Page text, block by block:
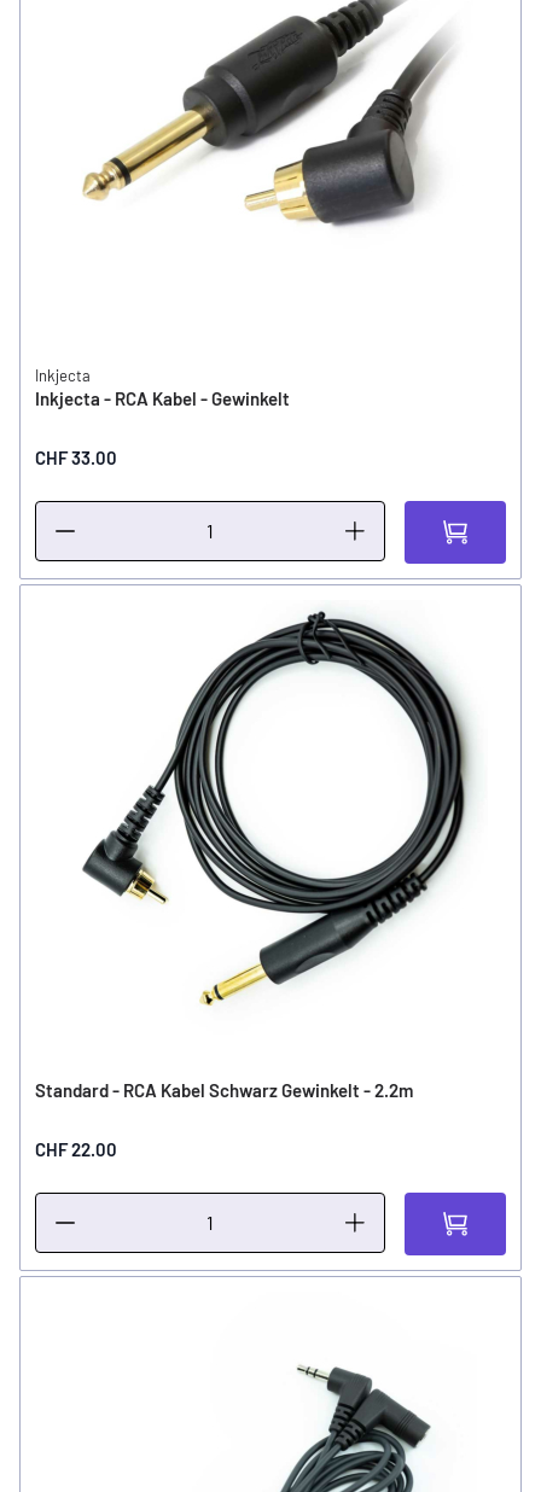
Inkjecta
Inkjecta - RCA Kabel - Gewinkelt
CHF 33.00
Standard - RCA Kabel Schwarz Gewinkelt - 2.2m
CHF 22.00